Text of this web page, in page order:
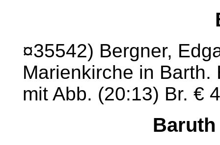
¤35542) Bergner,
Marienkirche in
mit Abb. (20:13) Br. €